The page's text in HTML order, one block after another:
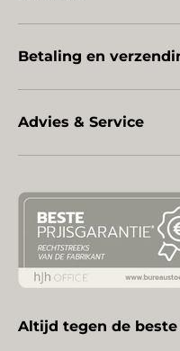
Betaling en
Advies & Service
Altijd tegen de